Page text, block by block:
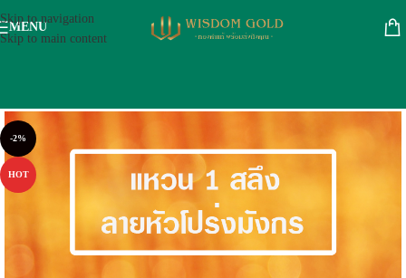
Skip to navigation
Skip to main content
MENU
-2%
HOT